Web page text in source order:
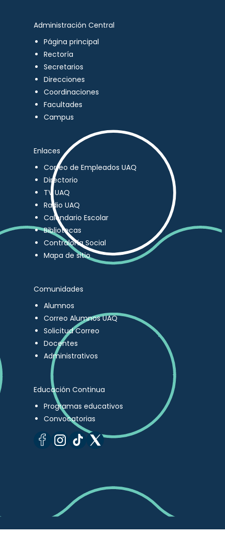
Administración Central
Página principal
Rectoría
Secretarios
Direcciones
Coordinaciones
Facultades
Campus
Enlaces
Correo de Empleados UAQ
Directorio
TV UAQ
Radio UAQ
Calendario Escolar
Bibliotecas
Contraloría Social
Mapa de sitio
Comunidades
Alumnos
Correo Alumnos UAQ
Solicitud Correo
Docentes
Administrativos
Educación Continua
Programas educativos
Convocatorias